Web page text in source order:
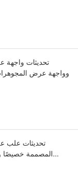
تحديثات واجهة
وواجهة عرض
تحديثات علب
المصممة خصيصًا